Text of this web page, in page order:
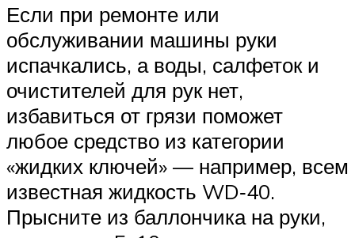
Если при ремонте или
обслуживании машины руки
испачкались, а воды, салфеток и
очистителей для рук нет,
избавиться от грязи поможет
любое средство из категории
«жидких ключей» — например, всем
известная жидкость WD‑40.
Прысните из баллончика на руки,